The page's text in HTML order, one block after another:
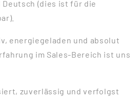
(dies ist für die
energiegeladen und absolut
im Sales-Bereich ist uns
zuverlässig und verfolgst